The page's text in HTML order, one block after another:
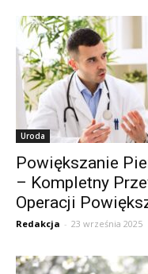
Uroda
Powiększanie
– Kompletny
Operacji
Redakcja - 23 września 2025